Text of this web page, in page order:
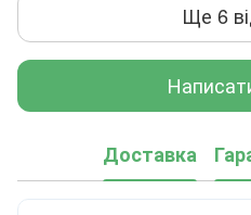
Ще 6
Доставка